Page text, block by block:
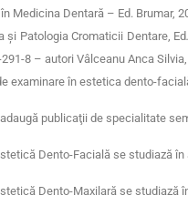
Medicina Dentară – Ed. Brumar,
şi Patologia Cromaticii Dentare, Ed
8 – autori Vâlceanu Anca
examinare în estetica dento-
publicaţii de specialitate
Dento-Facială se studiază
Dento-Maxilară se studiază